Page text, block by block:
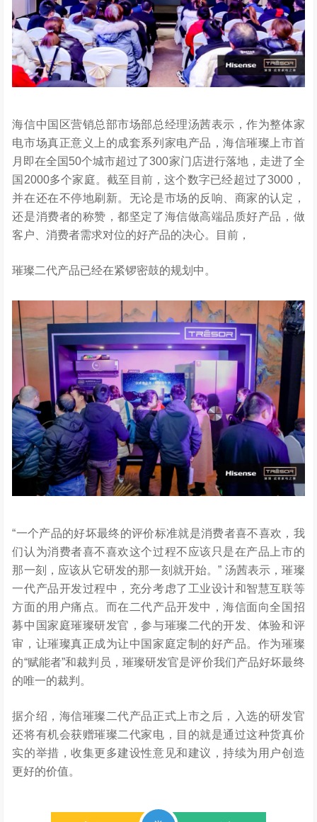
海信中国区营销总部市场部总经理汤茜表示，作为整体家
电市场真正意义上的成套系列家电产品，海信璀璨上市首
月即在全国50个城市超过了300家门店进行落地，走进了全
国2000多个家庭。截至目前，这个数字已经超过了3000，
并在还在不停地刷新。无论是市场的反响、商家的认定，
还是消费者的称赞，都坚定了海信做高端品质好产品，做
客户、消费者需求对位的好产品的决心。目前，
璀璨二代产品已经在紧锣密鼓的规划中。
“一个产品的好坏最终的评价标准就是消费者喜不喜欢，我
们认为消费者喜不喜欢这个过程不应该只是在产品上市的
那一刻，应该从它研发的那一刻就开始。” 汤茜表示，璀璨
一代产品开发过程中，充分考虑了工业设计和智慧互联等
方面的用户痛点。而在二代产品开发中，海信面向全国招
募中国家庭璀璨研发官，参与璀璨二代的开发、体验和评
审，让璀璨真正成为让中国家庭定制的好产品。作为璀璨
的“赋能者”和裁判员，璀璨研发官是评价我们产品好坏最终
的唯一的裁判。
据介绍，海信璀璨二代产品正式上市之后，入选的研发官
还将有机会获赠璀璨二代家电，目的就是通过这种货真价
实的举措，收集更多建设性意见和建议，持续为用户创造
更好的价值。